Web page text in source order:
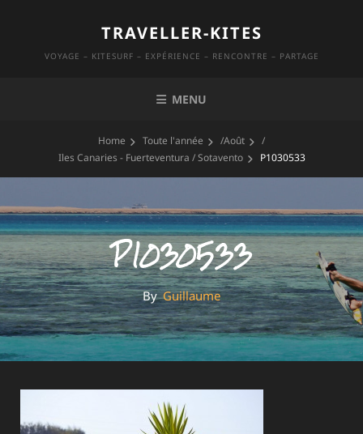
content
TRAVELLER-KITES
VOYAGE – KITESURF – EXPÉRIENCE – RENCONTRE – PARTAGE
MENU
Home Toute l'année /Août
/
Iles Canaries - Fuerteventura / Sotavento
P1030533
P1030533
By
By Guillaume